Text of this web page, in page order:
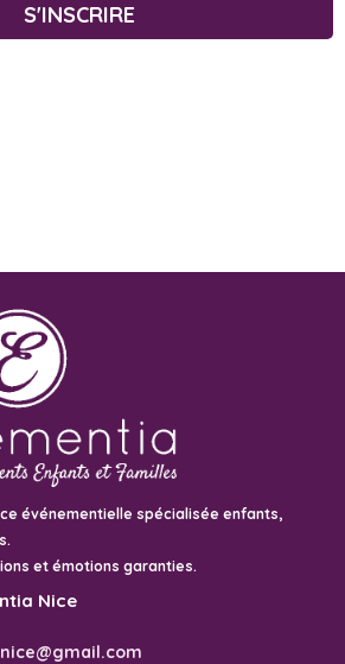
S'INSCRIRE
événementielle spécialisée enfants,
et émotions garanties.
Nice